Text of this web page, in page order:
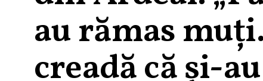
au rămas
creadă că și-